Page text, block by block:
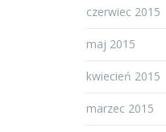
czerwiec 2015
maj 2015
kwiecień 2015
marzec 2015